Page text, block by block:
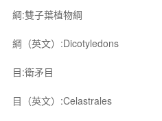
綱:雙子葉植物綱
綱（英文）:Dicotyledons
目:衛矛目
目（英文）:Celastrales